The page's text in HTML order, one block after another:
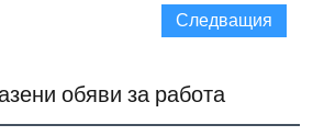
Следващия
обяви за работа